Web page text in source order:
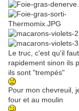
Le truc, c'est qu'il
rapidement sinon ils
ils sont "trempés"
Pour mon chevreuil,
four et au moulin